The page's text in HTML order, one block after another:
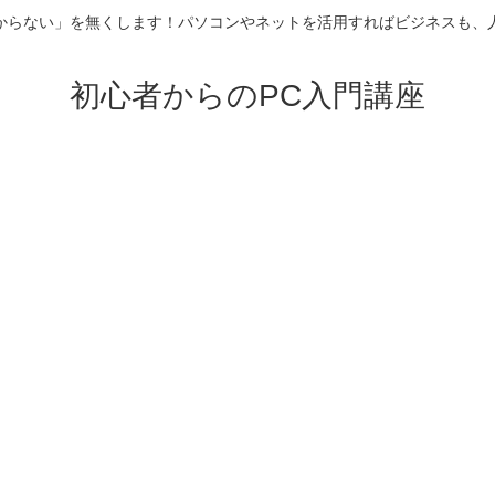
らない」を無くします！パソコンやネットを活用すればビジネスも、
初心者からのPC入門講座